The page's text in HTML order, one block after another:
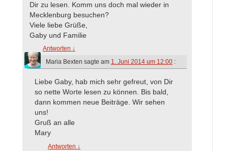
Dir zu lesen. Komm uns doch mal wieder in
Mecklenburg besuchen?
Viele liebe Grüße,
Gaby und Familie
Antworten ↓
Maria Bexten sagte am 1. Juni 2014 um 12:00 :
Liebe Gaby, hab mich sehr gefreut, von Dir
so nette Worte lesen zu können. Bis bald,
dann kommen neue Beiträge. Wir sehen
uns!
Gruß an alle
Mary
Antworten ↓